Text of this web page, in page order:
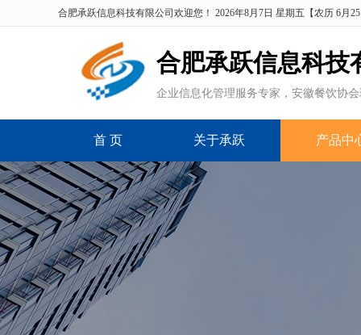
合肥承跃信息科技有限公司欢迎您！ 2026年8月7日 星期五 【农历 6月
合肥承跃信息科技
企业信息化管理服务专家，安徽餐饮协
首 页 关于承跃 产品中